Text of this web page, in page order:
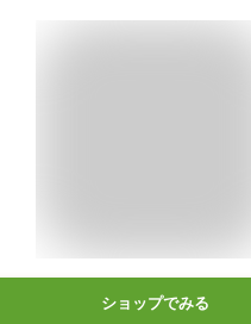
ショップでみる